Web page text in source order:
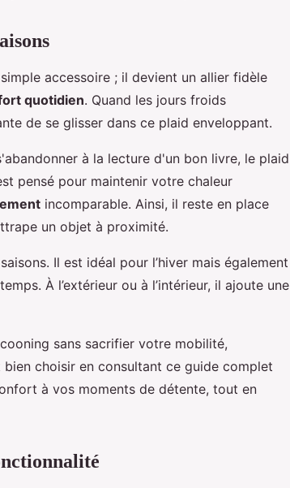
simple accessoire ; il devient un allier fidèle
quotidien. Quand les jours froids
de se glisser dans ce plaid enveloppant.
à la lecture d'un bon livre, le plaid
pensé pour maintenir votre chaleur
incomparable. Ainsi, il reste en place
un objet à proximité.
Il est idéal pour l’hiver mais également
À l’extérieur ou à l’intérieur, il ajoute une
sans sacrifier votre mobilité,
choisir en consultant ce guide complet
à vos moments de détente, tout en